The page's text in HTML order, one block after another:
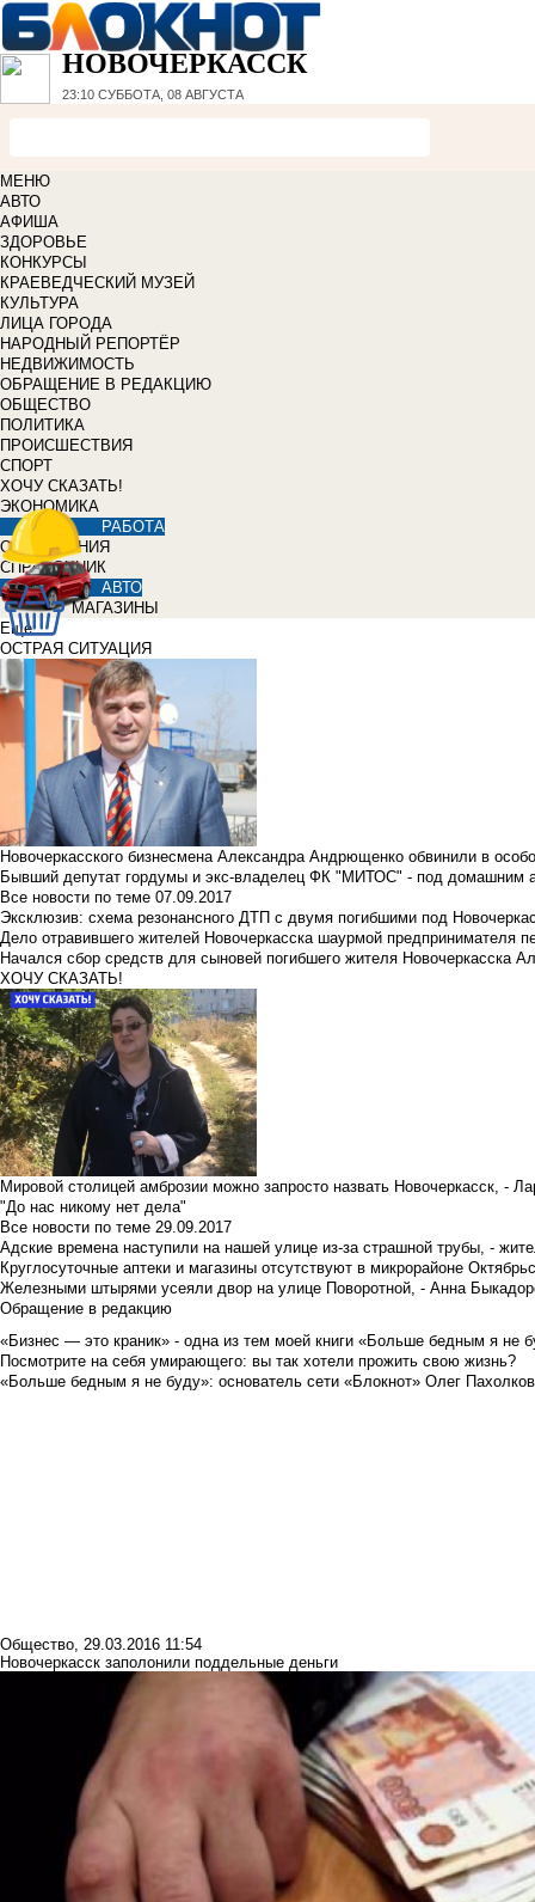
НОВОЧЕРКАССК
23:10 СУББОТА, 08 АВГУСТА
МЕНЮ
АВТО
АФИША
ЗДОРОВЬЕ
КОНКУРСЫ
КРАЕВЕДЧЕСКИЙ МУЗЕЙ
КУЛЬТУРА
ЛИЦА ГОРОДА
НАРОДНЫЙ РЕПОРТЁР
НЕДВИЖИМОСТЬ
ОБРАЩЕНИЕ В РЕДАКЦИЮ
ОБЩЕСТВО
ПОЛИТИКА
ПРОИСШЕСТВИЯ
СПОРТ
ХОЧУ СКАЗАТЬ!
ЭКОНОМИКА
РАБОТА
ОБЪЯВЛЕНИЯ
СПРАВОЧНИК
АВТО
МАГАЗИНЫ
Еще
ОСТРАЯ СИТУАЦИЯ
Новочеркасского бизнесмена Александра Андрющенко обвинили в
Бывший депутат гордумы и экс-владелец ФК "МИТОС" - под домашним
Все новости по теме 07.09.2017
Эксклюзив: схема резонансного ДТП с двумя погибшими под
Дело отравившего жителей Новочеркасска шаурмой предпринимателя
Начался сбор средств для сыновей погибшего жителя Новочеркасска
ХОЧУ СКАЗАТЬ!
Мировой столицей амброзии можно запросто назвать Новочеркасск, -
"До нас никому нет дела"
Все новости по теме 29.09.2017
Адские времена наступили на нашей улице из-за страшной трубы, -
Круглосуточные аптеки и магазины отсутствуют в микрорайоне
Железными штырями усеяли двор на улице Поворотной, - Анна
Обращение в редакцию
«Бизнес — это краник» - одна из тем моей книги «Больше бедным я не
Посмотрите на себя умирающего: вы так хотели прожить свою жизнь?
«Больше бедным я не буду»: основатель сети «Блокнот» Олег Пахолков
Общество, 29.03.2016 11:54
Новочеркасск заполонили поддельные деньги